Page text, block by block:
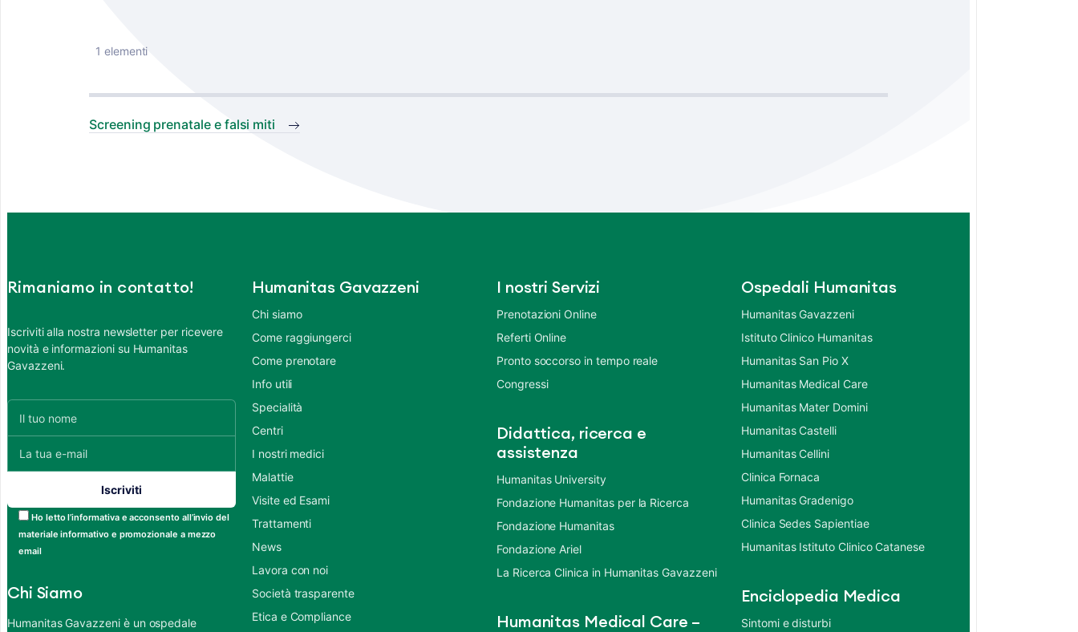
1 elementi
Screening prenatale e falsi miti
Rimaniamo in contatto!
Iscriviti alla nostra newsletter per ricevere
novità e informazioni su Humanitas
Gavazzeni.
Ho letto l’informativa e acconsento all’invio del
materiale informativo e promozionale a mezzo
email
Chi Siamo
Humanitas Gavazzeni è un ospedale
Humanitas Gavazzeni
Chi siamo
Come raggiungerci
Come prenotare
Info utili
Specialità
Centri
I nostri medici
Malattie
Visite ed Esami
Trattamenti
News
Lavora con noi
Società trasparente
Etica e Compliance
I nostri Servizi
Prenotazioni Online
Referti Online
Pronto soccorso in tempo reale
Congressi
Didattica, ricerca e
assistenza
Humanitas University
Fondazione Humanitas per la Ricerca
Fondazione Humanitas
Fondazione Ariel
La Ricerca Clinica in Humanitas Gavazzeni
Humanitas Medical Care –
Ospedali Humanitas
Humanitas Gavazzeni
Istituto Clinico Humanitas
Humanitas San Pio X
Humanitas Medical Care
Humanitas Mater Domini
Humanitas Castelli
Humanitas Cellini
Clinica Fornaca
Humanitas Gradenigo
Clinica Sedes Sapientiae
Humanitas Istituto Clinico Catanese
Enciclopedia Medica
Sintomi e disturbi